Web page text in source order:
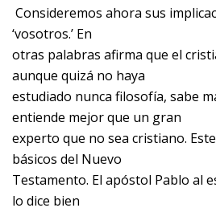
Consideremos ahora sus
‘vosotros.’ En
otras palabras afirma que el
aunque quizá no haya
estudiado nunca filosofía, sabe
entiende mejor que un gran
experto que no sea cristiano.
básicos del Nuevo
Testamento. El apóstol Pablo al
lo dice bien